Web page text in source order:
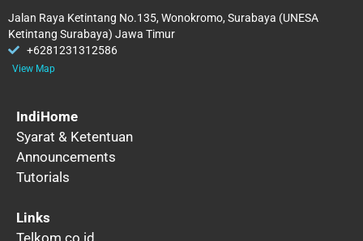
Jalan Raya Ketintang No.135, Wonokromo, Surabaya (UNESA
Ketintang Surabaya) Jawa Timur
+6281231312586
View Map
IndiHome
Syarat & Ketentuan
Announcements
Tutorials
Links